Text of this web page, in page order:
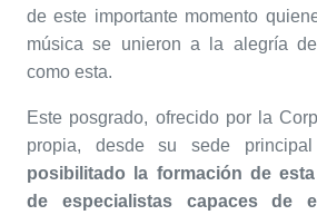
de este importante momento
música se unieron a la alegría
como esta.
Este posgrado, ofrecido por la
propia, desde su sede
posibilitado la formación de
de especialistas capaces de